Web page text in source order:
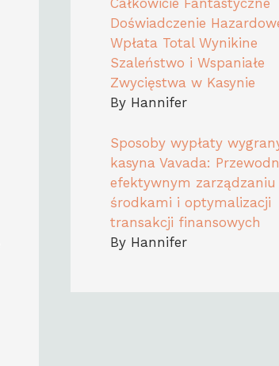
Całkowicie Fantastyczne
Doświadczenie
Wpłata Total Wynikine
Szaleństwo i Wspaniałe
Zwycięstwa w Kasynie
By Hannifer
Sposoby wypłaty
kasyna Vavada:
efektywnym zarządzaniu
środkami i optymalizacji
transakcji finansowych
By Hannifer